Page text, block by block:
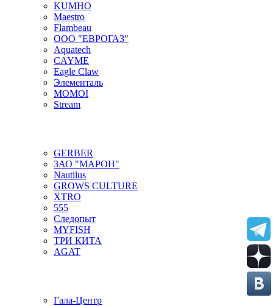
KUMHO
Maestro
Flambeau
ООО "ЕВРОГАЗ"
Aquatech
CAYME
Eagle Claw
Элементаль
MOMOI
Stream
GERBER
ЗАО "МАРОН"
Nautilus
GROWS CULTURE
XTRO
555
Следопыт
MYFISH
ТРИ КИТА
AGAT
Гала-Центр